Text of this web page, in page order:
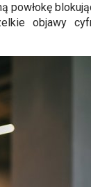
powłokę
objawy